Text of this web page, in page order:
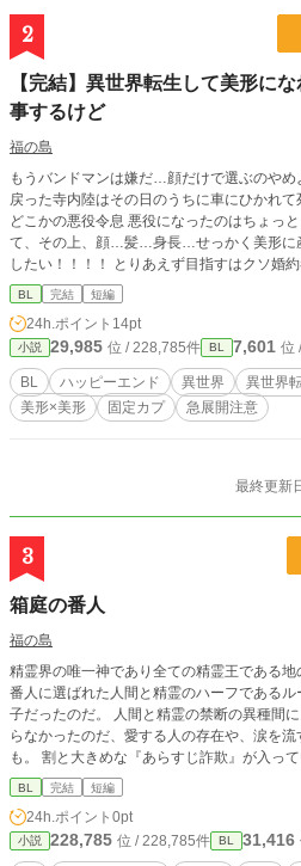
2
【完結】異世界転生して美形に
事するけど
福の島
もうバンドマンは嫌だ…顔だけで選ぶのや
戻った寺内陸はその日のうちに車にひかれて死んだ。 生まれ変わ
どこかの悪役令息 悪役になったのはちょっとガッカリだけど、金も権力もあっ
て、その上、顔…髪…身長…せっかく美形に
したい！！！！ とりあえず目指すはクソ婚
と学園卒業して冒険者になる！！！ 平民だけど色々強いクーデレ✖️メンタル強
のこの世で1番の美人 強い主人公が友達とかと頑張るお話です 短編なのでパッ
パと進みます 勢いで書いてるので誤字脱字
BL 完結 短編
24h.ポイント 14pt
小説 29,985 位 / 228,785件 BL 7,601 位
BL ハッピーエンド 異世界 異世界
美形×美形
固定カプ 急展開注意
最終更新
3
箱庭の番人
福の島
精霊界の唯一神であり全ての精霊王である
番人に選ばれた人間と精霊のハーフである
子だったのだ。 人間と精霊の禁断の異種間による子供。 そのためルーカスは知
らなかったのだ、愛する人の存在や、涙を
も。 割と大きめな『あらすじ詐欺』が入っています あんまりシリアスでもない
し中を開けばバカップルのイチャイチャ話です。 サクサク読めるように
るつもりなのですが誤字脱字ほかよく分から
いません。 一応完結設定になっていますが、やる気が出てきた際には続編を書
こうかなと思っております。
BL 完結 短編
24h.ポイント 0pt
小説 228,785 位 / 228,785件 BL 31,416